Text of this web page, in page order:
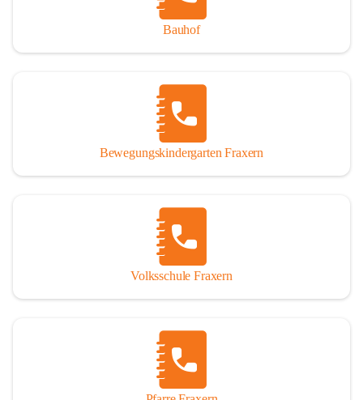
Bauhof
Bewegungskindergarten Fraxern
Volksschule Fraxern